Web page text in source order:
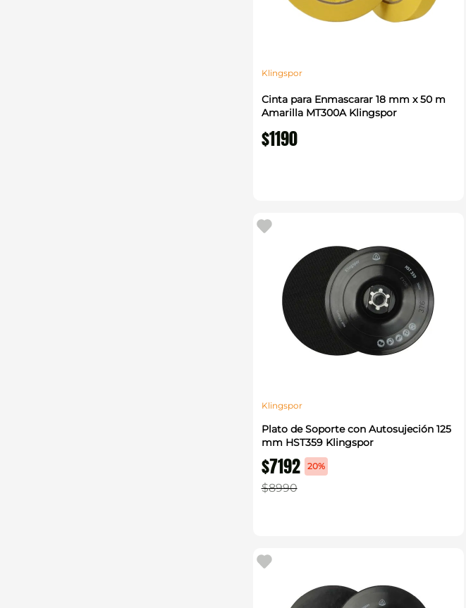
Klingspor
Cinta para Enmascarar 18 mm x 50 m
Amarilla MT300A Klingspor
$1190
Klingspor
Plato de Soporte con Autosujeción 125
mm HST359 Klingspor
$7192 20%
$8990